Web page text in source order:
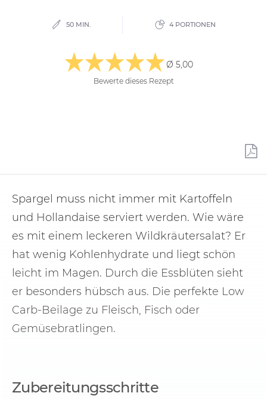
50 MIN. 4 PORTIONEN
Ø 5,00
Bewerte dieses Rezept
Spargel muss nicht immer mit Kartoffeln
und Hollandaise serviert werden. Wie wäre
es mit einem leckeren Wildkräutersalat? Er
hat wenig Kohlenhydrate und liegt schön
leicht im Magen. Durch die Essblüten sieht
er besonders hübsch aus. Die perfekte Low
Carb-Beilage zu Fleisch, Fisch oder
Gemüsebratlingen.
Zubereitungsschritte